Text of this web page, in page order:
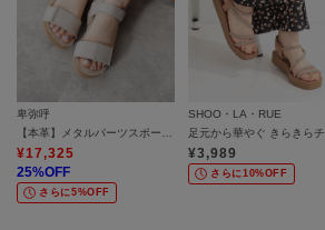
普段24．5cmを履いていますが、このサンダルはL
たです。
とにかく軽くてびっくり！素材もやわらかいので
マットな質感が大人っぽくてお気に入りです！
*…*…*…*…*…*…*…*…*…*…*…*…*…*…
卑弥呼
【本革】メタルパーツスポーツサンダル/651203
¥17,325
25%OFF
さらに5%OFF
SHOO・LA・RUE
¥3,989
さらに10%OFF